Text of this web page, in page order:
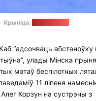
Крыніца:
Каб “адсочваць
улады Мінска
мэтаў беспілотных
11 ліпеня
Корзун на сустрэчы з